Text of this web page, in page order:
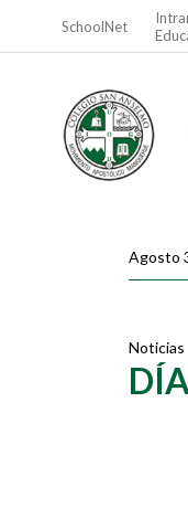
SchoolNet
Agosto
Noticias